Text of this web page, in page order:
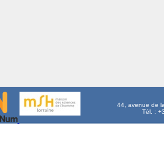
44, avenue de
Tél. :